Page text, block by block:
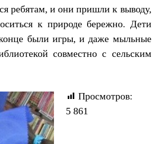
ребятам, и они пришли к выводу,
к природе бережно. Дети
были игры, и даже мыльные
совместно с сельским
Просмотров:
5 861